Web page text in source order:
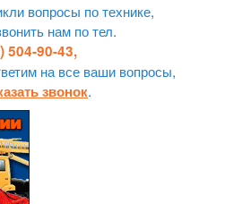
вопросы по технике,
нам по тел.
504-90-43,
на все ваши вопросы,
звонок.